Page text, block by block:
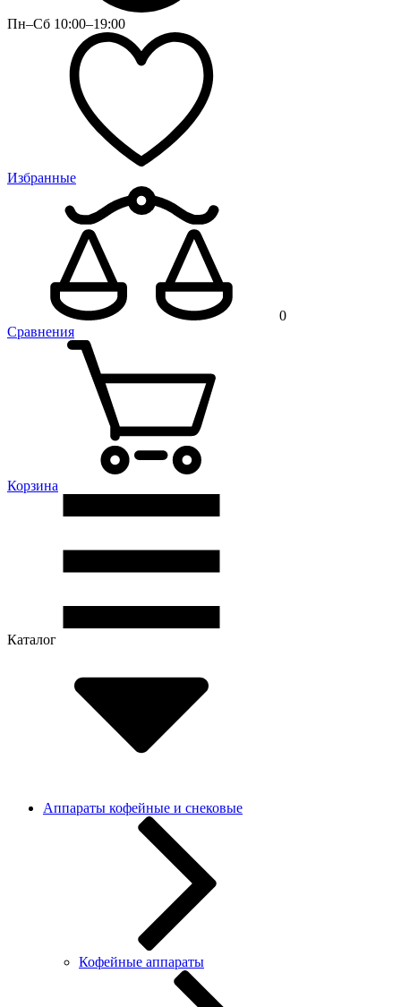
Пн–Сб 10:00–19:00
Избранные
0
Сравнения
Корзина
Каталог
Аппараты кофейные и снековые
Кофейные аппараты